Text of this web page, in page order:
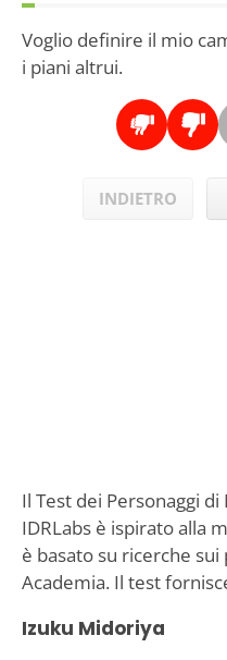
Voglio definire il mio
i piani altrui.
INDIETRO
Il Test dei Personaggi
IDRLabs è ispirato alla
è basato su ricerche
Academia. Il test
Izuku Midoriya